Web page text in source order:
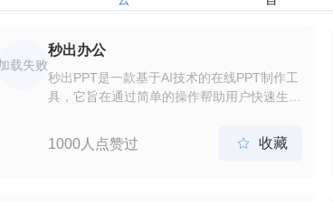
载失败
秒出办公
秒出PPT是一款基于AI技术的在线PPT制作工
具，它旨在通过简单的操作帮助用户快速生成
升演示的专业性和吸引力。用户只需输入关键
词，秒出PPT就能自动制作出符合主题的
1000人点赞过  收藏